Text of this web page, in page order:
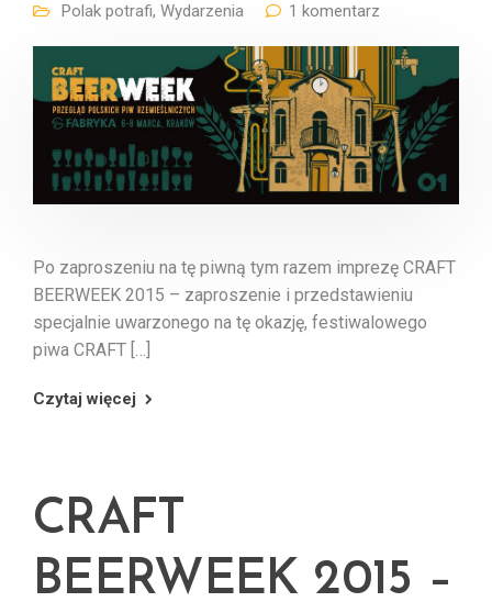
Polak potrafi, Wydarzenia 1 komentarz
Po zaproszeniu na tę piwną tym razem imprezę CRAFT
BEERWEEK 2015 – zaproszenie i przedstawieniu
specjalnie uwarzonego na tę okazję, festiwalowego
piwa CRAFT […]
Czytaj więcej
CRAFT
BEERWEEK 2015 –